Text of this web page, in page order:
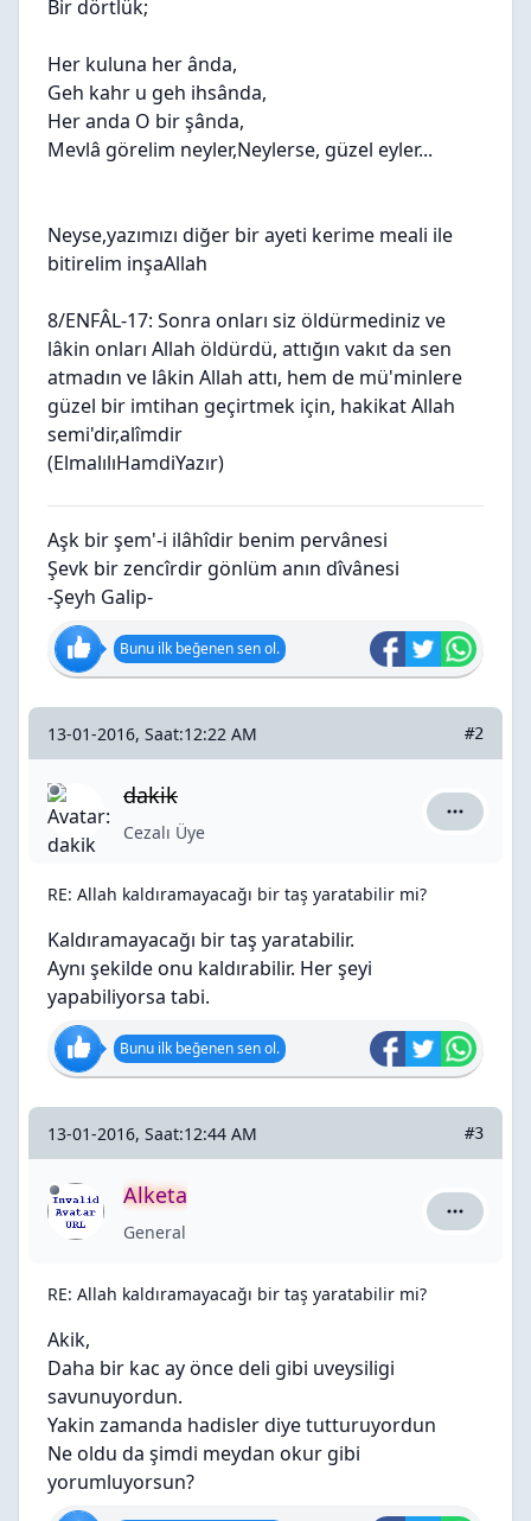
Bir dörtlük;
Her kuluna her ânda,
Geh kahr u geh ihsânda,
Her anda O bir şânda,
Mevlâ görelim neyler,Neylerse, güzel eyler...
Neyse,yazımızı diğer bir ayeti kerime meali ile
bitirelim inşaAllah
8/ENFÂL-17: Sonra onları siz öldürmediniz ve
lâkin onları Allah öldürdü, attığın vakıt da sen
atmadın ve lâkin Allah attı, hem de mü'minlere
güzel bir imtihan geçirtmek için, hakikat Allah
semi'dir,alîmdir
(ElmalılıHamdiYazır)
Aşk bir şem'-i ilâhîdir benim pervânesi
Şevk bir zencîrdir gönlüm anın dîvânesi
-Şeyh Galip-
Bunu ilk beğenen sen ol.
13-01-2016, Saat:12:22 AM #2
dakik
Cezalı Üye dakik
RE: Allah kaldıramayacağı bir taş yaratabilir mi?
Kaldıramayacağı bir taş yaratabilir.
Aynı şekilde onu kaldırabilir. Her şeyi
yapabiliyorsa tabi.
Bunu ilk beğenen sen ol.
13-01-2016, Saat:12:44 AM #3
Alketa
General Alketa
RE: Allah kaldıramayacağı bir taş yaratabilir mi?
Akik,
Daha bir kac ay önce deli gibi uveysiligi
savunuyordun.
Yakin zamanda hadisler diye tutturuyordun
Ne oldu da şimdi meydan okur gibi
yorumluyorsun?